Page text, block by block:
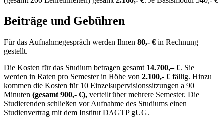
Beiträge und Gebühren
Für das Aufnahmegespräch werden Ihnen 80,- € in Rechnung
gestellt.
Die Kosten für das Studium betragen gesamt 14.700,– €. Sie
werden in Raten pro Semester in Höhe von 2.100,- € fällig. Hinzu
kommen die Kosten für 10 Einzelsupervisionssitzungen a 90
Minuten (gesamt 900,- €), verteilt über mehrere Semester. Die
Studierenden schließen vor Aufnahme des Studiums einen
Studienvertrag mit dem Institut DAGTP gUG.